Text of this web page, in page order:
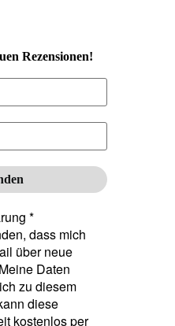
Rezensionen!
*
dass mich
über neue
Daten
zu diesem
diese
kostenlos per